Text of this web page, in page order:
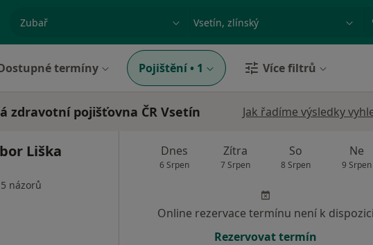
specializace, nemoc nebo příjmení Město nebo region
termíny Pojištění • 1 Více filtrů
zdravotní pojišťovna ČR Vsetín Jak řadíme výsledky
Liška
názorů
Dnes
6 Srpen
Zítra
7 Srpen
So
8 Srpen
Ne
9 Srpen
Online rezervace termínu není k dispozici
Rezervovat termín